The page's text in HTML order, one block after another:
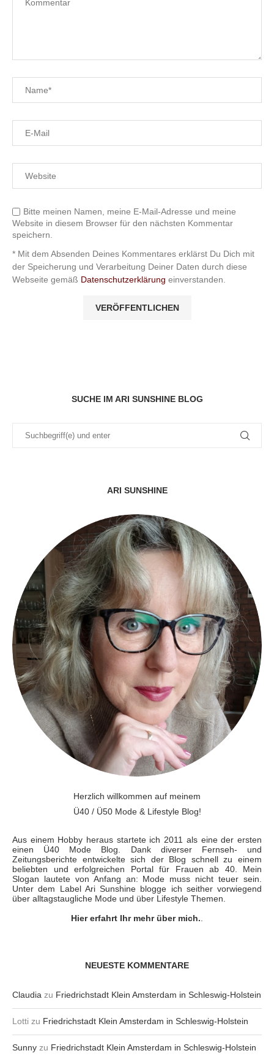
Bitte meinen Namen, meine E-Mail-Adresse und meine
Website in diesem Browser für den nächsten Kommentar
speichern.
* Mit dem Absenden Deines Kommentares erklärst Du Dich mit
der Speicherung und Verarbeitung Deiner Daten durch diese
Webseite gemäß Datenschutzerklärung einverstanden.
SUCHE IM ARI SUNSHINE BLOG
ARI SUNSHINE
Herzlich willkommen auf meinem
Ü40 / Ü50 Mode & Lifestyle Blog!
Aus einem Hobby heraus startete ich 2011 als eine der ersten
einen Ü40 Mode Blog. Dank diverser Fernseh- und
Zeitungsberichte entwickelte sich der Blog schnell zu einem
beliebten und erfolgreichen Portal für Frauen ab 40. Mein
Slogan lautete von Anfang an: Mode muss nicht teuer sein.
Unter dem Label Ari Sunshine blogge ich seither vorwiegend
über alltagstaugliche Mode und über Lifestyle Themen.
Hier erfahrt Ihr mehr über mich.
NEUESTE KOMMENTARE
Claudia zu Friedrichstadt Klein Amsterdam in Schleswig-Holstein
Lotti zu Friedrichstadt Klein Amsterdam in Schleswig-Holstein
Sunny zu Friedrichstadt Klein Amsterdam in Schleswig-Holstein